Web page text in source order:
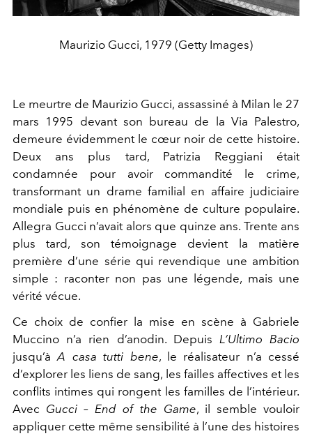
Maurizio Gucci, 1979 (Getty Images)
Le meurtre de Maurizio Gucci, assassiné à Milan le 27
mars 1995 devant son bureau de la Via Palestro,
demeure évidemment le cœur noir de cette histoire.
Deux ans plus tard, Patrizia Reggiani était
condamnée pour avoir commandité le crime,
transformant un drame familial en affaire judiciaire
mondiale puis en phénomène de culture populaire.
Allegra Gucci n’avait alors que quinze ans. Trente ans
plus tard, son témoignage devient la matière
première d’une série qui revendique une ambition
simple : raconter non pas une légende, mais une
vérité vécue.
Ce choix de confier la mise en scène à Gabriele
Muccino n’a rien d’anodin. Depuis L’Ultimo Bacio
jusqu’àA casa tutti bene, le réalisateur n’a cessé
d’explorer les liens de sang, les failles affectives et les
conflits intimes qui rongent les familles de l’intérieur.
Avec Gucci – End of the Game, il semble vouloir
appliquer cette même sensibilité à l’une des histoires